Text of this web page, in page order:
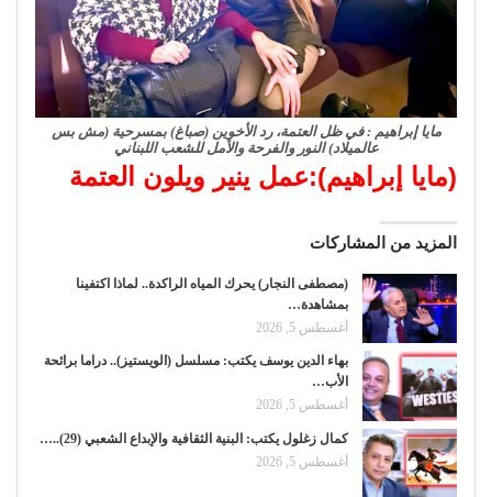
مايا إبراهيم : في ظل العتمة، رد الأخوين (صباغ) بمسرحية (مش بس
عالميلاد) النور والفرحة والأمل للشعب اللبناني
(مايا إبراهيم):عمل ينير ويلون العتمة
المزيد من المشاركات
(مصطفى النجار) يحرك المياه الراكدة.. لماذا اكتفينا
بمشاهدة…
أغسطس 5, 2026
بهاء الدين يوسف يكتب: مسلسل (الويستيز).. دراما برائحة
الأب…
أغسطس 5, 2026
كمال زغلول يكتب: البنية الثقافية والإبداع الشعبي (29)..…
أغسطس 5, 2026